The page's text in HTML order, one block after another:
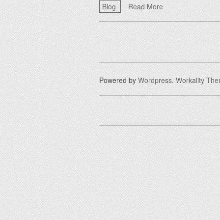
Blog Read More
Powered byWordpress. Workality